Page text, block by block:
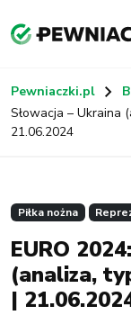
Pewniaczki.pl
Słowacja – Ukraina
21.06.2024
Piłka nożna
EURO
(analiza,
|